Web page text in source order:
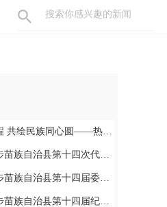
圆——热烈庆祝城步苗族自治县成立70周年
治县第十四次代表大会胜利闭幕
第十四届委员会举行第一次全体会议
十四届纪律检查委员会召开第一次全体会议